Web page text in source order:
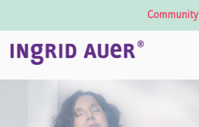
Community